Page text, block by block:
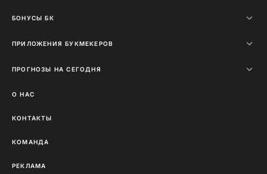
БОНУСЫ БК
ПРИЛОЖЕНИЯ БУКМЕКЕРОВ
ПРОГНОЗЫ НА СЕГОДНЯ
О НАС
КОНТАКТЫ
КОМАНДА
РЕКЛАМА